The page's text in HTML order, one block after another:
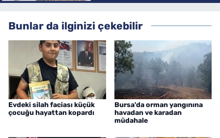
Bunlar da ilginizi çekebilir
Evdeki silah faciası küçük
çocuğu hayattan kopardı
Bursa'da orman yangınına
havadan ve karadan
müdahale